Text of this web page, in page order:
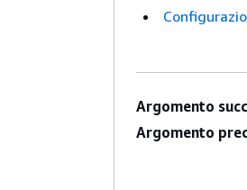
Argomento
Argomento